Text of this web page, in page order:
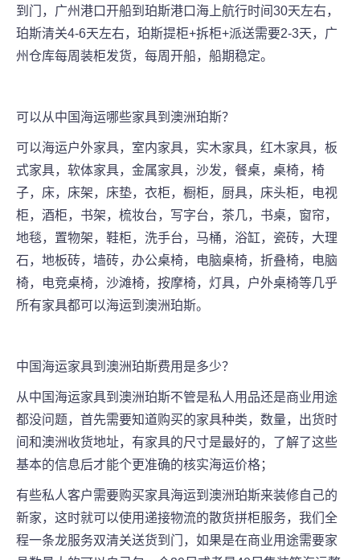
到门，广州港口开船到 珀斯港口海上航行时间30天左右，
珀斯清关4-6天左右， 珀斯提柜+拆柜+派送需要2-3天，广
州仓库每周装柜发货，每周开船，船期稳定。
可以从中国海运哪些家具到澳洲珀斯？
可以海运户外家具，室内家具，实木家具，红木家具，板
式家具，软体家具，金属家具，沙发，餐桌，桌椅，椅
子，床，床架，床垫，衣柜，橱柜，厨具，床头柜，电视
柜，酒柜，书架，梳妆台，写字台，茶几，书桌，窗帘，
地毯，置物架，鞋柜，洗手台，马桶，浴缸，瓷砖，大理
石，地板砖，墙砖，办公桌椅，电脑桌椅，折叠椅，电脑
椅，电竞桌椅，沙滩椅，按摩椅，灯具，户外桌椅等几乎
所有家具都可以海运到澳洲珀斯。
中国海运家具到澳洲珀斯费用是多少？
从中国海运家具到澳洲珀斯不管是私人用品还是商业用途
都没问题，首先需要知道购买的家具种类，数量，出货时
间和澳洲收货地址，有家具的尺寸是最好的，了解了这些
基本的信息后才能个更准确的核实海运价格；
有些私人客户需要购买家具海运到澳洲珀斯来装修自己的
新家，这时就可以使用递接物流的散货拼柜服务，我们全
程一条龙服务双清关送货到门，如果是在商业用途需要家